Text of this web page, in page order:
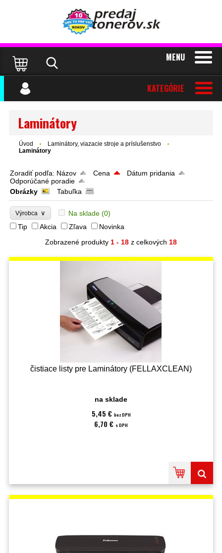
MENU
KATEGÓRIE
Laminátory
Úvod
Laminátory, viazacie stroje a príslušenstvo
Laminátory
Zoradiť podľa: Názov Cena
Dátum pridania
Odporúčané poradie
Obrázky
Tabuľka
Výrobca ∨ Na sklade (0)
Tip
Akcia Zľava
Novinka
Zobrazené produkty 1 - 18 z celkových 18
čistiace listy pre Laminátory (FELLAXCLEAN)
na sklade
5,45 € bez DPH
6,70 € s DPH